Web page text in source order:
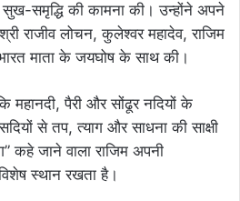
सुख-समृद्धि की कामना की। उन्होंने अपने
राजीव लोचन, कुलेश्वर महादेव, राजिम
माता के जयघोष के साथ की।
महानदी, पैरी और सोंढूर नदियों के
से तप, त्याग और साधना की साक्षी
कहे जाने वाला राजिम अपनी
स्थान रखता है।